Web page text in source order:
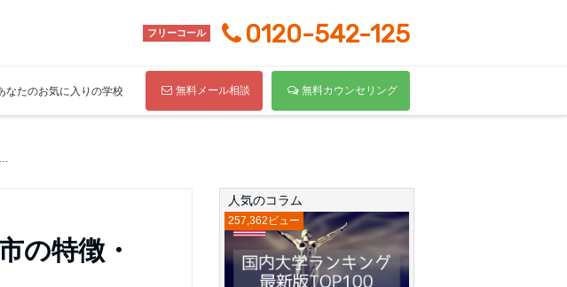
フリーコール 0120-542-125
なたのお気に入りの学校 無料メール相談 無料カウンセリング
アメリカ留学で特におすすめの3都市の特徴・メリットを紹介します
の特徴・
人気のコラム
257,362ビュー